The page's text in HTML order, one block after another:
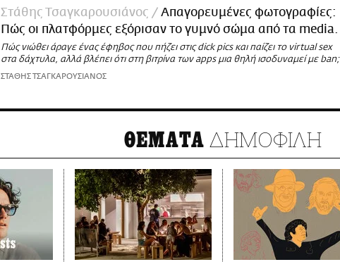
Στάθης Τσαγκαρουσιάνος
Απαγορευμένες φωτογραφίες:
Πώς οι πλατφόρμες εξόρισαν το γυμνό σώμα από τα media.
Πώς νιώθει άραγε ένας έφηβος που πήζει στις dick pics και παίζει το virtual sex
στα δάχτυλα, αλλά βλέπει ότι στη βιτρίνα των apps μια θηλή ισοδυναμεί με ban;
ΣΤΑΘΗΣ ΤΣΑΓΚΑΡΟΥΣΙΑΝΟΣ
ΘΕΜΑΤΑ ΔΗΜΟΦΙΛΗ